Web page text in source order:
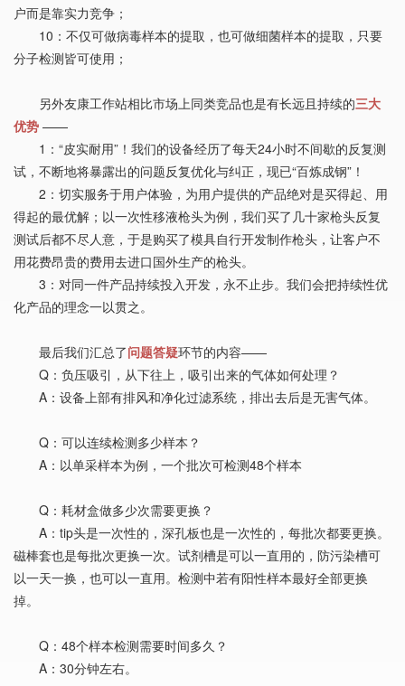
户而是靠实力竞争；
10：不仅可做病毒样本的提取，也可做细菌样本的提取，只要
分子检测皆可使用；
另外友康工作站相比市场上同类竞品也是有长远且持续的三大
优势 ——
1：“皮实耐用”！我们的设备经历了每天24小时不间歇的反复测
试，不断地将暴露出的问题反复优化与纠正，现已“百炼成钢”！
2：切实服务于用户体验，为用户提供的产品绝对是买得起、用
得起的最优解；以一次性移液枪头为例，我们买了几十家枪头反复
测试后都不尽人意，于是购买了模具自行开发制作枪头，让客户不
用花费昂贵的费用去进口国外生产的枪头。
3：对同一件产品持续投入开发，永不止步。我们会把持续性优
化产品的理念一以贯之。
最后我们汇总了问题答疑环节的内容——
Q：负压吸引，从下往上，吸引出来的气体如何处理？
A：设备上部有排风和净化过滤系统，排出去后是无害气体。
Q：可以连续检测多少样本？
A：以单采样本为例，一个批次可检测48个样本
Q：耗材盒做多少次需要更换？
A：tip头是一次性的，深孔板也是一次性的，每批次都要更换。
磁棒套也是每批次更换一次。试剂槽是可以一直用的，防污染槽可
以一天一换，也可以一直用。检测中若有阳性样本最好全部更换
掉。
Q：48个样本检测需要时间多久？
A：30分钟左右。